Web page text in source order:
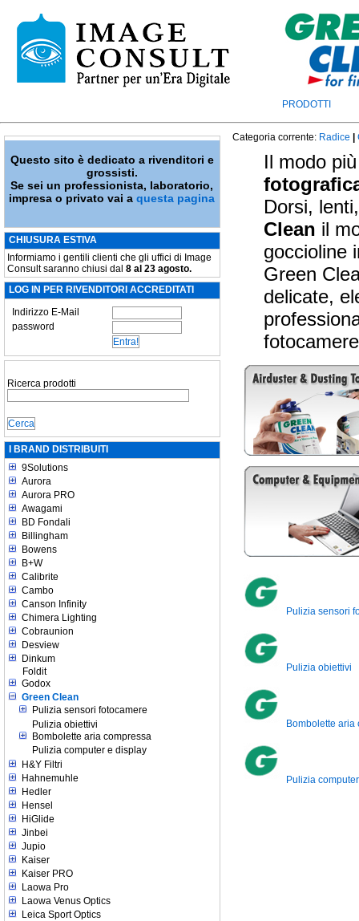
PRODOTTI
Questo sito è dedicato a rivenditori e
grossisti.
Se sei un professionista, laboratorio,
impresa o privato vai aquesta pagina
CHIUSURA ESTIVA
Informiamo i gentili clienti che gli uffici di Image
Consult saranno chiusi dal 8 al 23 agosto.
LOG IN PER RIVENDITORI ACCREDITATI
Indirizzo E-Mail
password
Ricerca prodotti
I BRAND DISTRIBUITI
9Solutions
Aurora
Aurora PRO
Awagami
BD Fondali
Billingham
Bowens
B+W
Calibrite
Cambo
Canson Infinity
Chimera Lighting
Cobraunion
Desview
Dinkum
Foldit
Godox
Green Clean
Pulizia sensori fotocamere
Pulizia obiettivi
Bombolette aria compressa
Pulizia computer e display
H&Y Filtri
Hahnemuhle
Hedler
Hensel
HiGlide
Jinbei
Jupio
Kaiser
Kaiser PRO
Laowa Pro
Laowa Venus Optics
Leica Sport Optics
Categoria corrente: Radice
Il modo
Dorsi,
Clean il
goccioline
Green
delicate,
Pulizia sensori
Pulizia obiettivi
Bombolette aria
Pulizia